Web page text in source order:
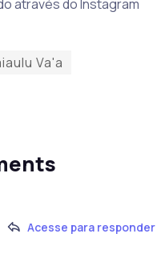
através do Instagram
Va'a
Acesse para responder